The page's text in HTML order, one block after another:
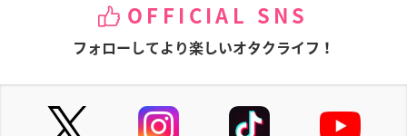
OFFICIAL SNS
フォローしてより楽しいオタクライフ！